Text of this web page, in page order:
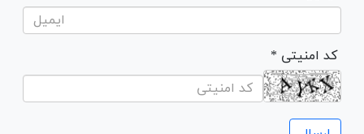
* کد امنیتی